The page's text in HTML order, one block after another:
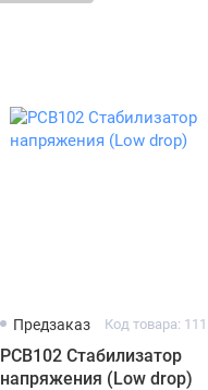
Предзаказ Код товара:
PCB102 Стабилизатор
напряжения (Low drop)